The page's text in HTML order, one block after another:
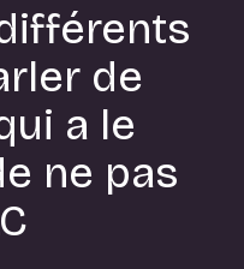
de
a le
ne pas